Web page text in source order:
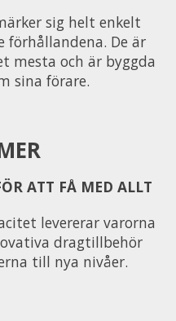
sig helt enkelt
förhållandena. De är
mesta och är byggda
sina förare.
ATT FÅ MED ALLT
levererar varorna
dragtillbehör
till nya nivåer.